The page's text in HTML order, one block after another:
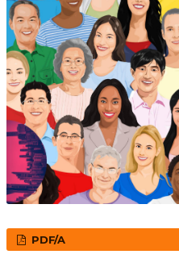
PDF/A